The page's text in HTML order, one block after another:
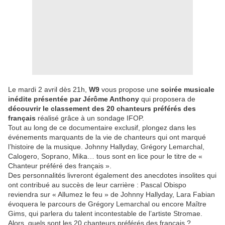
Le mardi 2 avril dès 21h, W9 vous propose une soirée musicale
inédite présentée par Jérôme Anthony qui proposera de
découvrir le classement des 20 chanteurs préférés des
français réalisé grâce à un sondage IFOP.
Tout au long de ce documentaire exclusif, plongez dans les
événements marquants de la vie de chanteurs qui ont marqué
l’histoire de la musique. Johnny Hallyday, Grégory Lemarchal,
Calogero, Soprano, Mika… tous sont en lice pour le titre de «
Chanteur préféré des français ».
Des personnalités livreront également des anecdotes insolites qui
ont contribué au succès de leur carrière : Pascal Obispo
reviendra sur « Allumez le feu » de Johnny Hallyday, Lara Fabian
évoquera le parcours de Grégory Lemarchal ou encore Maître
Gims, qui parlera du talent incontestable de l’artiste Stromae.
Alors, quels sont les 20 chanteurs préférés des français ?